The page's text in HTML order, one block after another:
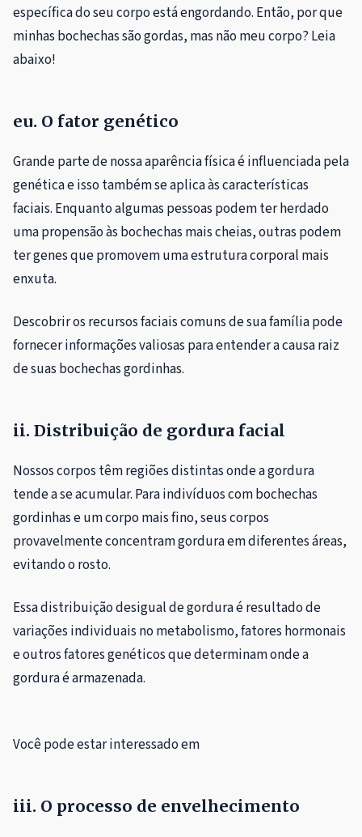
específica do seu corpo está engordando. Então, por que
minhas bochechas são gordas, mas não meu corpo? Leia
abaixo!
eu. O fator genético
Grande parte de nossa aparência física é influenciada pela
genética e isso também se aplica às características
faciais. Enquanto algumas pessoas podem ter herdado
uma propensão às bochechas mais cheias, outras podem
ter genes que promovem uma estrutura corporal mais
enxuta.
Descobrir os recursos faciais comuns de sua família pode
fornecer informações valiosas para entender a causa raiz
de suas bochechas gordinhas.
ii. Distribuição de gordura facial
Nossos corpos têm regiões distintas onde a gordura
tende a se acumular. Para indivíduos com bochechas
gordinhas e um corpo mais fino, seus corpos
provavelmente concentram gordura em diferentes áreas,
evitando o rosto.
Essa distribuição desigual de gordura é resultado de
variações individuais no metabolismo, fatores hormonais
e outros fatores genéticos que determinam onde a
gordura é armazenada.
Você pode estar interessado em
iii. O processo de envelhecimento